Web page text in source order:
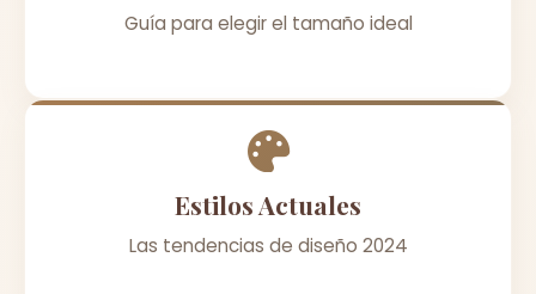
Guía para elegir el tamaño ideal
Estilos Actuales
Las tendencias de diseño 2024